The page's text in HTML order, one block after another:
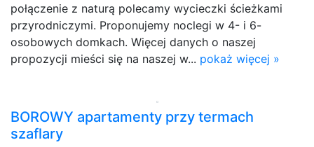
połączenie z naturą polecamy wycieczki ścieżkami
przyrodniczymi. Proponujemy noclegi w 4- i 6-
osobowych domkach. Więcej danych o naszej
propozycji mieści się na naszej w... pokaż więcej »
BOROWY apartamenty przy termach
szaflary